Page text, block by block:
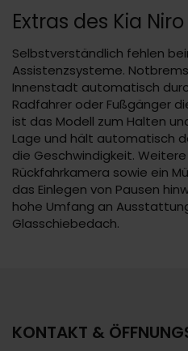
Extras des Kia Niro
Selbstverständlich fehlen
Assistenzsysteme.
Innenstadt automatisch
Radfahrer oder Fußgänger
ist das Modell zum Halten
Lage und hält automatisch
die Geschwindigkeit.
Rückfahrkamera sowie ein
das Einlegen von Pausen
hohe Umfang an
Glasschiebedach.
KONTAKT &